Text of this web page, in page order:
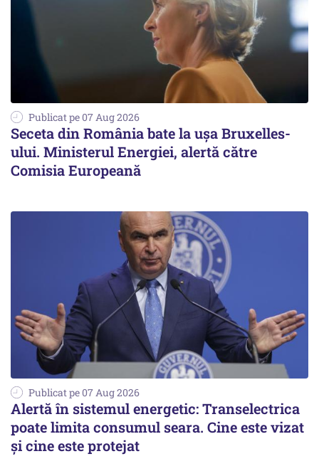
Publicat pe 07 Aug 2026
Seceta din România bate la ușa Bruxelles-
ului. Ministerul Energiei, alertă către
Comisia Europeană
Publicat pe 07 Aug 2026
Alertă în sistemul energetic: Transelectrica
poate limita consumul seara. Cine este vizat
și cine este protejat